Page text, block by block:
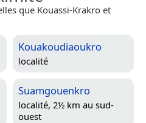
que Kouassi-Krakro et
Kouakoudiaoukro
localité
Suamgouenkro
localité, 2½ km au sud-
ouest